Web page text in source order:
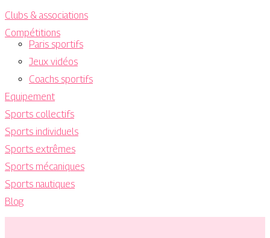
Clubs & associations
Compétitions
Paris sportifs
Jeux vidéos
Coachs sportifs
Equipement
Sports collectifs
Sports individuels
Sports extrêmes
Sports mécaniques
Sports nautiques
Blog